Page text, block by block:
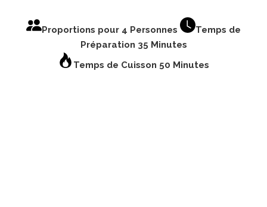
Proportions pour 4 Personnes
Temps de
Préparation 35 Minutes
Temps de Cuisson 50 Minutes